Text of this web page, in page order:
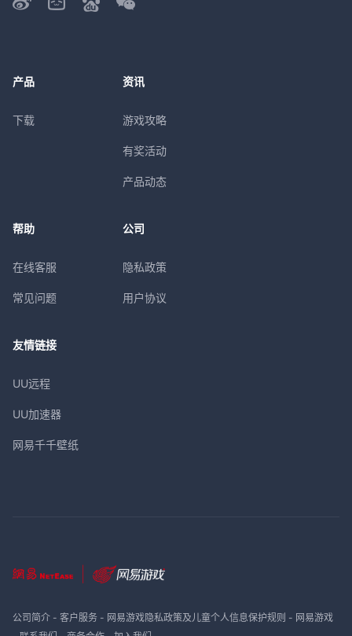
产品
下载
资讯
游戏攻略
有奖活动
产品动态
帮助
在线客服
常见问题
公司
隐私政策
用户协议
友情链接
UU远程
UU加速器
网易千千壁纸
公司简介- 客户服务- 网易游戏隐私政策及儿童个人信息保护规则 - 网易游戏